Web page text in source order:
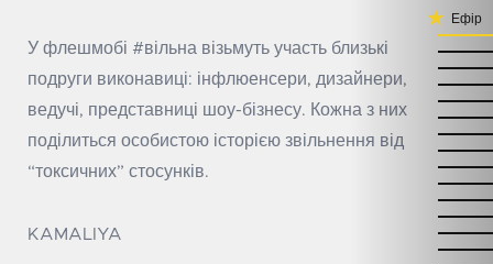
У флешмобі #вільна візьмуть участь близькі
подруги виконавиці: інфлюенсери, дизайнери,
ведучі, представниці шоу-бізнесу. Кожна з них
поділиться особистою історією звільнення від
“токсичних” стосунків.
KAMALIYA
Ефір